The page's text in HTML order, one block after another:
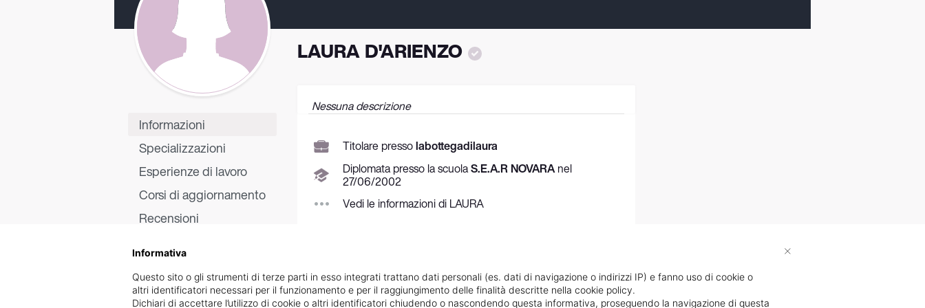
Informazioni
Specializzazioni
Esperienze di lavoro
Corsi di aggiornamento
Recensioni
LAURA D'ARIENZO
Nessuna descrizione
Titolare pressolabottegadilaura
Diplomatapresso la scuolaS.E.A.R NOVARA nel
27/06/2002
Vedi le informazioni di LAURA
Informativa
Questo sito o gli strumenti di terze parti in esso integrati trattano dati personali (es. dati di navigazione o indirizzi IP) e fanno uso di cookie o
altri identificatori necessari per il funzionamento e per il raggiungimento delle finalità descritte nella cookie policy.
Dichiari di accettare l’utilizzo di cookie o altri identificatori chiudendo o nascondendo questa informativa, proseguendo la navigazione di questa
×